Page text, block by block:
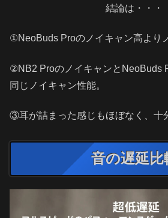
結論は・・・
①NeoBuds Proのノイキャン高より
②NB2 ProのノイキャンとNeoBuds
同じノイキャン性能。
③耳が詰まった感じもほぼなく、十
音の遅延比